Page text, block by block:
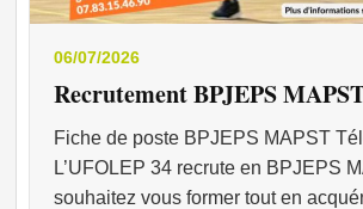
06/07/2026
Recrutement BPJEPS
Fiche de poste BPJEPS MAPST
L’UFOLEP 34 recrute en BPJEPS
souhaitez vous former tout en